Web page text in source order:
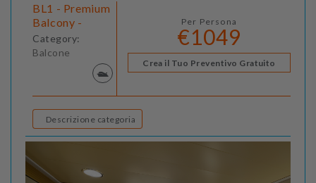
BL1 - Premium
Balcony -
Category:
Balcone
Per Persona
€1049
Crea il Tuo Preventivo Gratuito
Descrizione categoria